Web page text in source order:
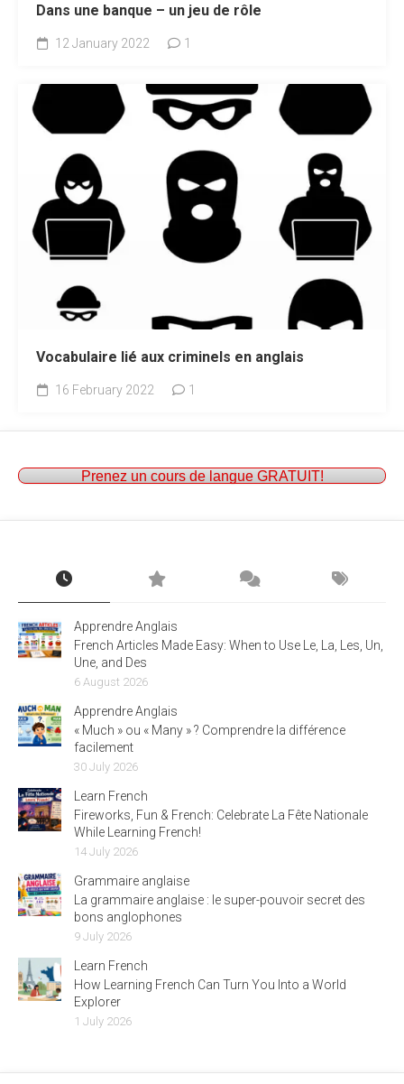
Dans une banque – un jeu de rôle
12 January 2022 1
Vocabulaire lié aux criminels en anglais
16 February 2022 1
Prenez un cours de langue GRATUIT!
Apprendre Anglais
French Articles Made Easy: When to Use Le, La, Les, Un,
Une, and Des
6 August 2026
Apprendre Anglais
« Much » ou « Many » ? Comprendre la différence
facilement
30 July 2026
Learn French
Fireworks, Fun & French: Celebrate La Fête Nationale
While Learning French!
14 July 2026
Grammaire anglaise
La grammaire anglaise : le super-pouvoir secret des
bons anglophones
9 July 2026
Learn French
How Learning French Can Turn You Into a World
Explorer
1 July 2026